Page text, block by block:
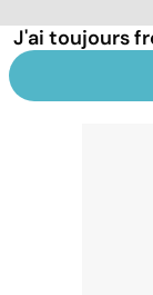
J'ai toujours